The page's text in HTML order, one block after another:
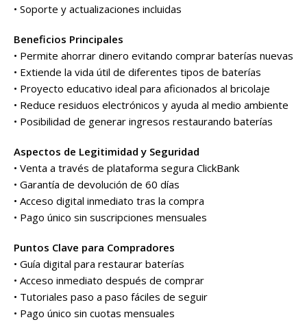
• Soporte y actualizaciones incluidas
Beneficios Principales
• Permite ahorrar dinero evitando comprar baterías nuevas
• Extiende la vida útil de diferentes tipos de baterías
• Proyecto educativo ideal para aficionados al bricolaje
• Reduce residuos electrónicos y ayuda al medio ambiente
• Posibilidad de generar ingresos restaurando baterías
Aspectos de Legitimidad y Seguridad
• Venta a través de plataforma segura ClickBank
• Garantía de devolución de 60 días
• Acceso digital inmediato tras la compra
• Pago único sin suscripciones mensuales
Puntos Clave para Compradores
• Guía digital para restaurar baterías
• Acceso inmediato después de comprar
• Tutoriales paso a paso fáciles de seguir
• Pago único sin cuotas mensuales